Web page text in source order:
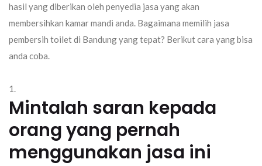
hasil yang diberikan oleh penyedia jasa yang akan
membersihkan kamar mandi anda. Bagaimana memilih jasa
pembersih toilet di Bandung yang tepat? Berikut cara yang bisa
anda coba.
Mintalah saran kepada
orang yang pernah
menggunakan jasa ini